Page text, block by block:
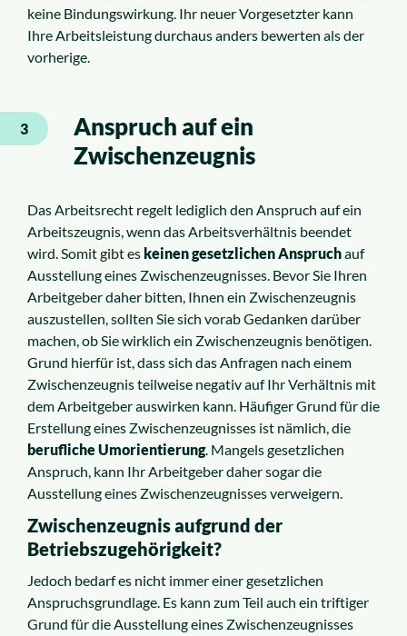
keine Bindungswirkung. Ihr neuer Vorgesetzter kann
Ihre Arbeitsleistung durchaus anders bewerten als der
vorherige.
3
Anspruch auf ein
Zwischenzeugnis
Das Arbeitsrecht regelt lediglich den Anspruch auf ein
Arbeitszeugnis, wenn das Arbeitsverhältnis beendet
wird. Somit gibt es keinen gesetzlichen Anspruchauf
Ausstellung eines Zwischenzeugnisses. Bevor Sie Ihren
Arbeitgeber daher bitten, Ihnen ein Zwischenzeugnis
auszustellen, sollten Sie sich vorab Gedanken darüber
machen, ob Sie wirklich ein Zwischenzeugnis benötigen.
Grund hierfür ist, dass sich das Anfragen nach einem
Zwischenzeugnis teilweise negativ auf Ihr Verhältnis mit
dem Arbeitgeber auswirken kann. Häufiger Grund für die
Erstellung eines Zwischenzeugnisses ist nämlich, die
berufliche Umorientierung. Mangels gesetzlichen
Anspruch, kann Ihr Arbeitgeber daher sogar die
Ausstellung eines Zwischenzeugnisses verweigern.
Zwischenzeugnis aufgrund der
Betriebszugehörigkeit?
Jedoch bedarf es nicht immer einer gesetzlichen
Anspruchsgrundlage. Es kann zum Teil auch ein triftiger
Grund für die Ausstellung eines Zwischenzeugnisses